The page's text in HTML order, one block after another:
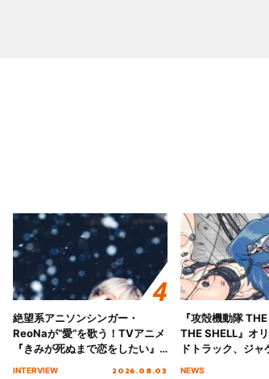
絶望系アニソンシンガー・
ReoNaが“愛”を歌う！TVアニメ
『きみが死ぬまで恋をしたい』
オープニング主題歌「Amore」
INTERVIEW 2026.08.03
『攻殻機動隊
THE SHELL』オ
ドトラック、ジャ
収録楽曲を公開！
NEWS